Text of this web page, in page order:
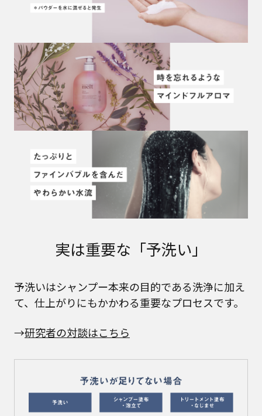
実は重要な「予洗い」
予洗いはシャンプー本来の目的である洗浄に加え
て、仕上がりにもかかわる重要なプロセスです。
→研究者の対談はこちら